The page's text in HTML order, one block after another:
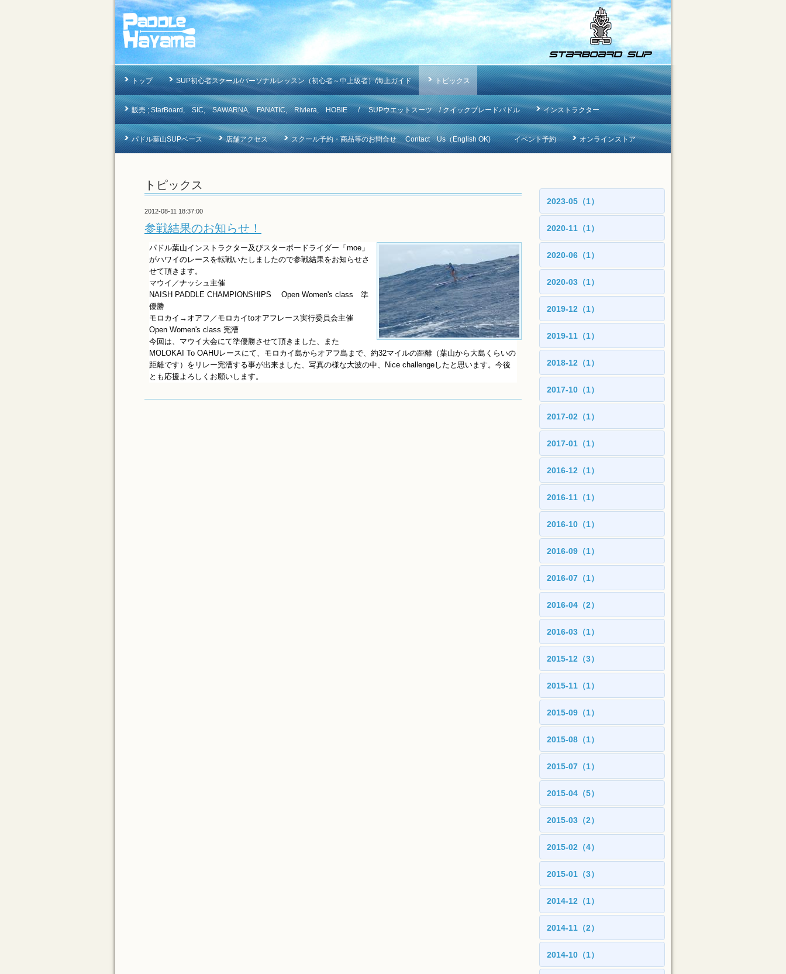
トップ SUP初心者スクール/パーソナルレッスン（初心者～中上級者）/海上ガイド トピックス
販売 ; StarBoard, SIC, SAWARNA, FANATIC, Riviera, HOBIE / SUPウエットスーツ / クイックブレードパドル インストラクター
パドル葉山SUPベース 店舗アクセス スクール予約・商品等のお問合せ Contact Us（English OK) イベント予約 オンラインストア
トピックス
2012-08-11 18:37:00
参戦結果のお知らせ！
パドル葉山インストラクター及びスターボードライダー「moe」
がハワイのレースを転戦いたしましたので参戦結果をお知らせさ
せて頂きます。
マウイ／ナッシュ主催
NAISH PADDLE CHAMPIONSHIPS Open Women's class 準
優勝
モロカイ→オアフ／モロカイtoオアフレース実行委員会主催
Open Women's class 完漕
今回は、マウイ大会にて準優勝させて頂きました、また
MOLOKAI To OAHUレースにて、モロカイ島からオアフ島まで、約32マイルの距離（葉山から大島くらいの
距離です）をリレー完漕する事が出来ました、写真の様な大波の中、Nice challengeしたと思います。今後
とも応援よろしくお願いします。
2023-05（1）
2020-11（1）
2020-06（1）
2020-03（1）
2019-12（1）
2019-11（1）
2018-12（1）
2017-10（1）
2017-02（1）
2017-01（1）
2016-12（1）
2016-11（1）
2016-10（1）
2016-09（1）
2016-07（1）
2016-04（2）
2016-03（1）
2015-12（3）
2015-11（1）
2015-09（1）
2015-08（1）
2015-07（1）
2015-04（5）
2015-03（2）
2015-02（4）
2015-01（3）
2014-12（1）
2014-11（2）
2014-10（1）